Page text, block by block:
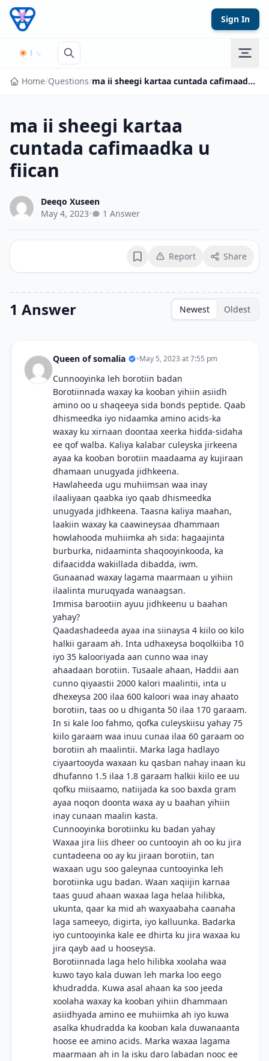
Skip to content
Sign In
Home/Questions/ ma ii sheegi kartaa cuntada cafimaadka u fiican
ma ii sheegi kartaa
cuntada cafimaadka u
fiican
Deeqo Xuseen
May 4, 2023• 1 Answer
BookmarkReport Share
1 Answer Newest Oldest
Queen of somalia •May 5, 2023 at 7:55 pm
Cunnooyinka leh borotiin badan
Borotiinnada waxay ka kooban yihiin asiidh
amino oo u shaqeeya sida bonds peptide. Qaab
dhismeedka iyo nidaamka amino acids-ka
waxay ku xirnaan doontaa xeerka hidda-sidaha
ee qof walba. Kaliya kalabar culeyska jirkeena
ayaa ka kooban borotiin maadaama ay kujiraan
dhamaan unugyada jidhkeena.
Hawlaheeda ugu muhiimsan waa inay
ilaaliyaan qaabka iyo qaab dhismeedka
unugyada jidhkeena. Taasna kaliya maahan,
laakiin waxay ka caawineysaa dhammaan
howlahooda muhiimka ah sida: hagaajinta
burburka, nidaaminta shaqooyinkooda, ka
difaacidda wakiillada dibadda, iwm.
Gunaanad waxay lagama maarmaan u yihiin
ilaalinta muruqyada wanaagsan.
Immisa barootiin ayuu jidhkeenu u baahan
yahay?
Qaadashadeeda ayaa ina siinaysa 4 kiilo oo kilo
halkii garaam ah. Inta udhaxeysa boqolkiiba 10
iyo 35 kalooriyada aan cunno waa inay
ahaadaan borotiin. Tusaale ahaan, Haddii aan
cunno qiyaastii 2000 kalori maalintii, inta u
dhexeysa 200 ilaa 600 kaloori waa inay ahaato
borotiin, taas oo u dhiganta 50 ilaa 170 garaam.
In si kale loo fahmo, qofka culeyskiisu yahay 75
kiilo garaam waa inuu cunaa ilaa 60 garaam oo
borotiin ah maalintii. Marka laga hadlayo
ciyaartooyda waxaan ku qasban nahay inaan ku
dhufanno 1.5 ilaa 1.8 garaam halkii kiilo ee uu
qofku miisaamo, natiijada ka soo baxda gram
ayaa noqon doonta waxa ay u baahan yihiin
inay cunaan maalin kasta.
Cunnooyinka borotiinku ku badan yahay
Waxaa jira liis dheer oo cuntooyin ah oo ku jira
cuntadeena oo ay ku jiraan borotiin, tan
waxaan ugu soo galeynaa cuntooyinka leh
borotiinka ugu badan. Waan xaqiijin karnaa
taas guud ahaan waxaa laga helaa hilibka,
ukunta, qaar ka mid ah waxyaabaha caanaha
laga sameeyo, digirta, iyo kalluunka. Badarka
iyo cuntooyinka kale ee dhirta ku jira waxaa ku
jira qayb aad u hooseysa.
Borotiinnada laga helo hilibka xoolaha waa
kuwo tayo kala duwan leh marka loo eego
khudradda. Kuwa asal ahaan ka soo jeeda
xoolaha waxay ka kooban yihiin dhammaan
asiidhyada amino ee muhiimka ah iyo kuwa
asalka khudradda ka kooban kala duwanaanta
hoose ee amino acids. Marka waxaa lagama
maarmaan ah in la isku daro labadan nooc ee